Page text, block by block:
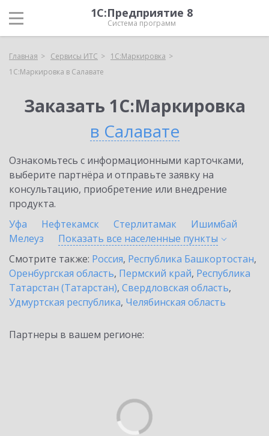
1С:Предприятие 8
Система программ
Главная Сервисы ИТС
1С:Маркировка
1С:Маркировка в Салавате
Заказать 1С:Маркировка
в Салавате
Ознакомьтесь с информационными карточками,
выберите партнёра и отправьте заявку на
консультацию, приобретение или внедрение
продукта.
Уфа
Нефтекамск Стерлитамак
Ишимбай
Мелеуз
Показать все населенные пункты
Смотрите также: Россия, Республика Башкортостан,
Оренбургская область, Пермский край, Республика
Татарстан (Татарстан), Свердловская область,
Удмуртская республика, Челябинская область
Партнеры в вашем регионе: